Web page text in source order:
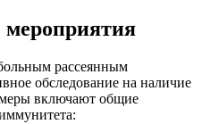
рассеянным
обследование на наличие
включают общие